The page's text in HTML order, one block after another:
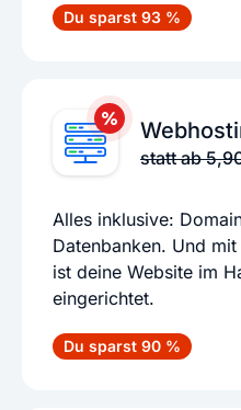
Du sparst 93 %
statt ab
Alles inklusive:
Datenbanken. Und
ist deine Website im
eingerichtet.
Du sparst 90 %